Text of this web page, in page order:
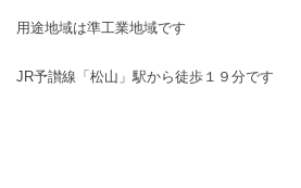
用途地域は準工業地域です
JR予讃線「松山」駅から徒歩１９分です